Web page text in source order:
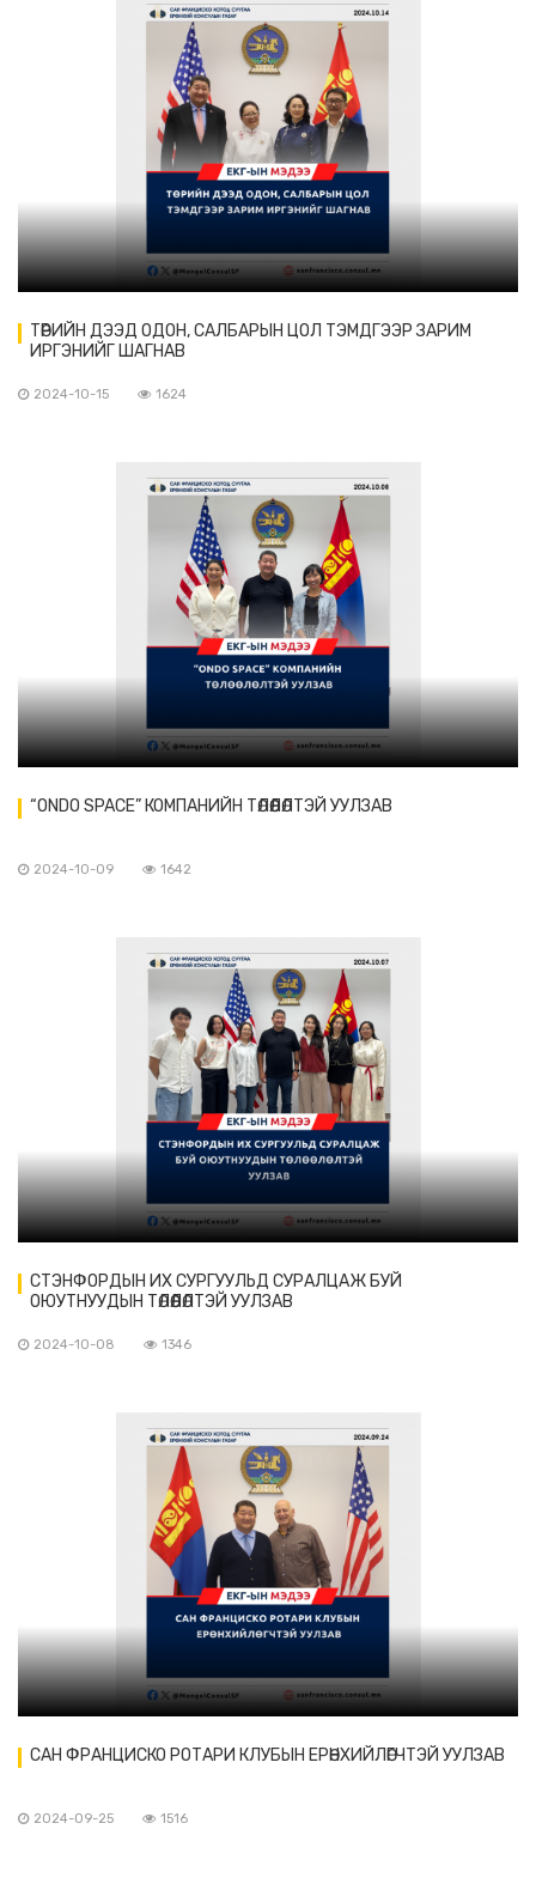
ТӨРИЙН ДЭЭД ОДОН, САЛБАРЫН ЦОЛ ТЭМДГЭЭР ЗАРИМ
ИРГЭНИЙГ ШАГНАВ
2024-10-15 1624
“ONDO SPACE” КОМПАНИЙН ТӨЛӨӨЛӨЛТЭЙ УУЛЗАВ
2024-10-09 1642
СТЭНФОРДЫН ИХ СУРГУУЛЬД СУРАЛЦАЖ БУЙ
ОЮУТНУУДЫН ТӨЛӨӨЛӨЛТЭЙ УУЛЗАВ
2024-10-08 1346
САН ФРАНЦИСКО РОТАРИ КЛУБЫН ЕРӨНХИЙЛӨГЧТЭЙ УУЛЗАВ
2024-09-25 1516